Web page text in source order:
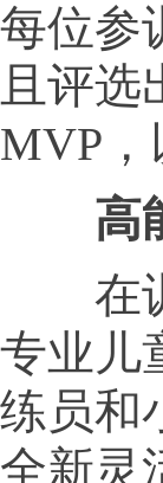
每位参
且评选
MVP，
高
在训
专业儿
练员和
全新灵